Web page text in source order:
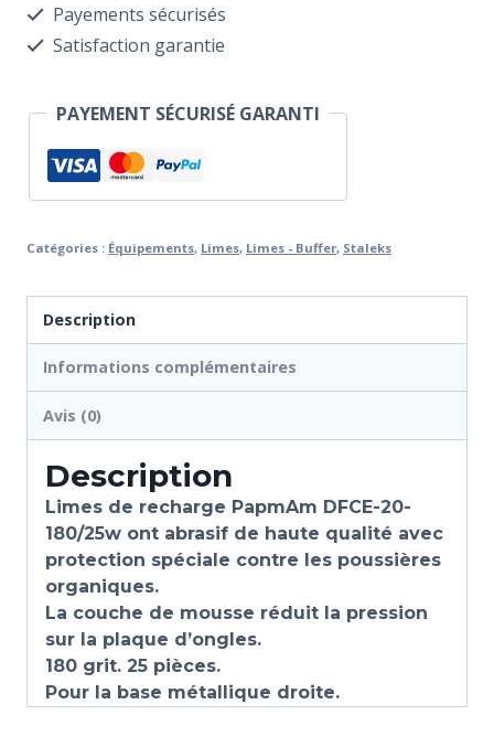
Staleks
Pro
20-
180/25w(25pcs)
Payements sécurisés
Satisfaction garantie
PAYEMENT SÉCURISÉ GARANTI
Catégories : Équipements, Limes, Limes - Buffer, Staleks
Description
Informations complémentaires
Avis (0)
Description
Limes de recharge PapmAm DFCE-20-
180/25w ont abrasif de haute qualité avec
protection spéciale contre les poussières
organiques.
La couche de mousse réduit la pression
sur la plaque d’ongles.
180 grit. 25 pièces.
Pour la base métallique droite.